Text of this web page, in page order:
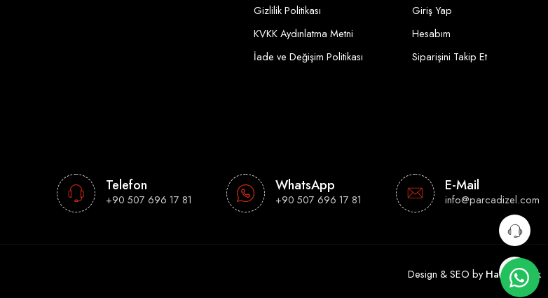
Gizlilik Politikası
KVKK Aydınlatma Metni
İade ve Değişim Politikası
Giriş Yap
Hesabım
Siparişini Takip Et
Telefon
+90 507 696 17 81
WhatsApp
+90 507 696 17 81
E-Mail
info@parcadizel.com
Design & SEO byHakan Çelik